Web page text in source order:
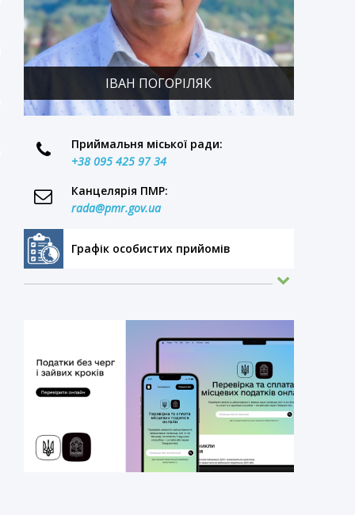
ІВАН ПОГОРІЛЯК
Приймальня міської ради:
+38 095 425 97 34
Канцелярія ПМР:
rada@pmr.gov.ua
Графік особистих прийомів